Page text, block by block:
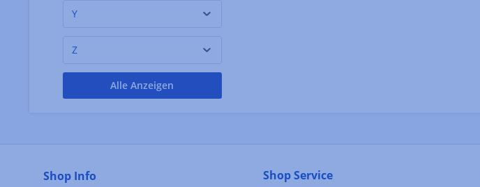
(6)
Y
Z
Alle Anzeigen
Shop Info Shop Service